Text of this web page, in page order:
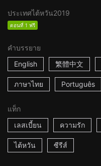
ประเทศไต้หวัน2019
ตอนที่ 1 ฟรี
คำบรรยาย
English
繁體中文
ภาษาไทย Português
แท็ก
เลสเบี้ยน
ความรัก
ไต้หวัน ซีรีส์